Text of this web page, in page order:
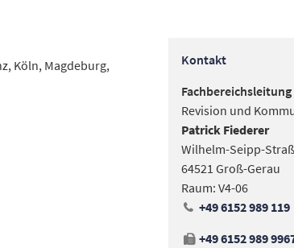
Köln, Magdeburg,
Kontakt
Fachbereichsleitung
Revision und
Patrick Fiederer
Wilhelm-Seipp-
64521 Groß-Gerau
Raum: V4-06
+49 6152 989 119
+49 6152 989